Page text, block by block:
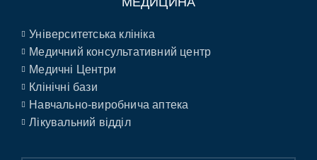
Університетська клініка
Медичний консультативний центр
Медичні Центри
Клінічні бази
Навчально-виробнича аптека
Лікувальний відділ